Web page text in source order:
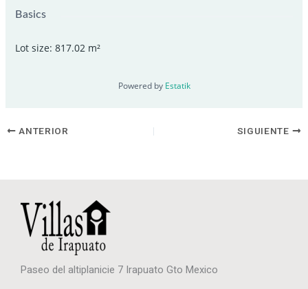
Basics
Lot size: 817.02 m²
Powered by Estatik
ANTERIOR SIGUIENTE
Paseo del altiplanicie 7 Irapuato Gto Mexico